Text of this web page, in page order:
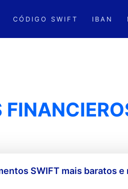
CÓDIGO SWIFT IBAN
SWIFT mais baratos